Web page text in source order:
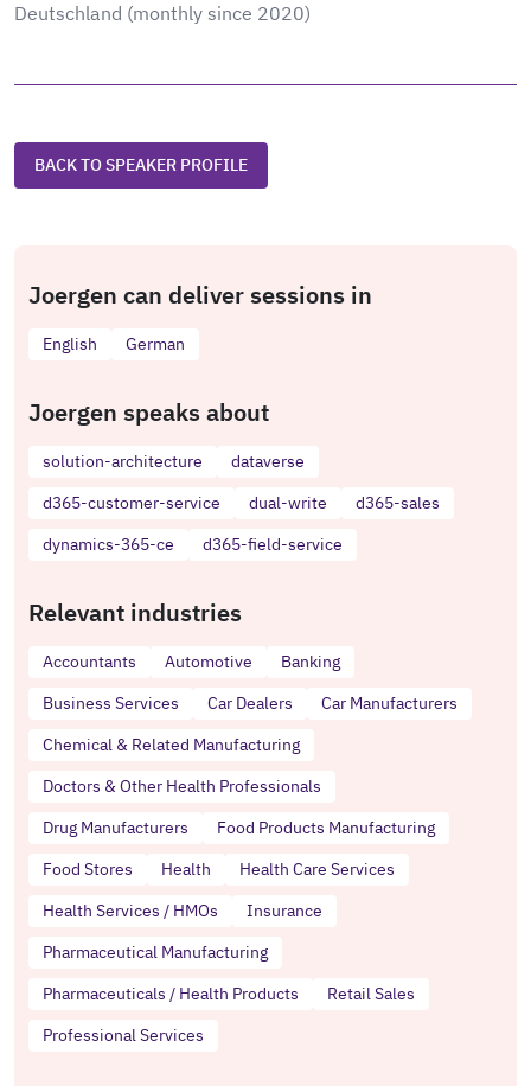
Deutschland (monthly since 2020)
BACK TO SPEAKER PROFILE
Joergen can deliver sessions in
English German
Joergen speaks about
solution-architecture
dataverse
d365-customer-service
dual-write
d365-sales
dynamics-365-ce
d365-field-service
Relevant industries
Accountants Automotive
Banking
Business Services
Car Dealers
Car Manufacturers
Chemical & Related Manufacturing
Doctors & Other Health Professionals
Drug Manufacturers
Food Products Manufacturing
Food Stores
Health
Health Care Services
Health Services / HMOs
Insurance
Pharmaceutical Manufacturing
Pharmaceuticals / Health Products
Retail Sales
Professional Services